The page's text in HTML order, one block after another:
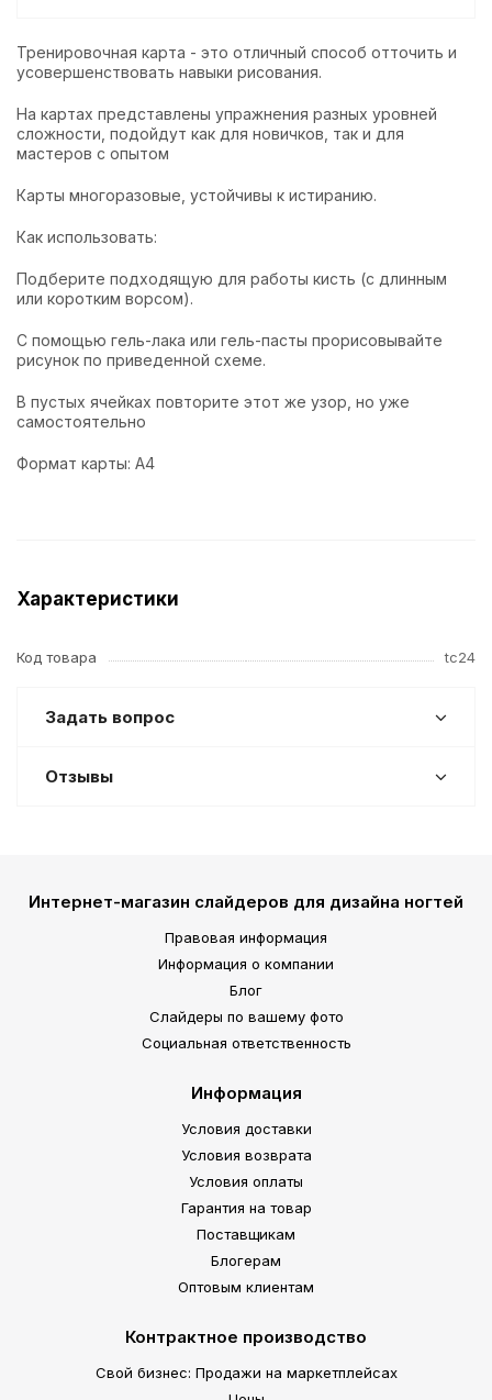
Тренировочная карта - это отличный способ отточить и
усовершенствовать навыки рисования.
На картах представлены упражнения разных уровней
сложности, подойдут как для новичков, так и для
мастеров с опытом
Карты многоразовые, устойчивы к истиранию.
Как использовать:
Подберите подходящую для работы кисть (с длинным
или коротким ворсом).
С помощью гель-лака или гель-пасты прорисовывайте
рисунок по приведенной схеме.
В пустых ячейках повторите этот же узор, но уже
самостоятельно
Формат карты: А4
Характеристики
Код товара tc24
Задать вопрос
Отзывы
Интернет-магазин слайдеров для дизайна ногтей
Правовая информация
Информация о компании
Блог
Слайдеры по вашему фото
Социальная ответственность
Информация
Условия доставки
Условия возврата
Условия оплаты
Гарантия на товар
Поставщикам
Блогерам
Оптовым клиентам
Контрактное производство
Свой бизнес: Продажи на маркетплейсах